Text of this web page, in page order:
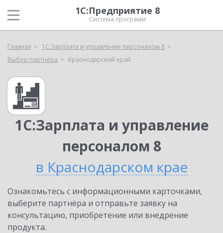
1С:Предприятие 8
Система программ
Главная
1С:Зарплата и управление персоналом 8
Выбор партнёра
Краснодарский край
1С:Зарплата и управление
персоналом 8
в Краснодарском крае
Ознакомьтесь с информационными карточками,
выберите партнёра и отправьте заявку на
консультацию, приобретение или внедрение
продукта.